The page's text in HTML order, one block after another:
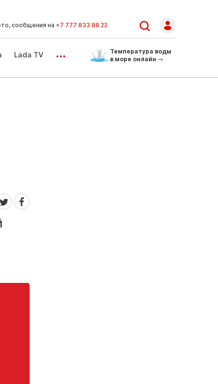
сообщения на +7 777 833 88 22
Lada TV ...
Температура воды
в море онлайн